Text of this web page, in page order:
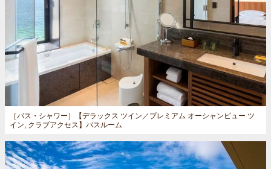
［バス・シャワー］
【デラックス ツイン／プレミアム オーシャンビュー ツ
イン, クラブアクセス】バスルーム